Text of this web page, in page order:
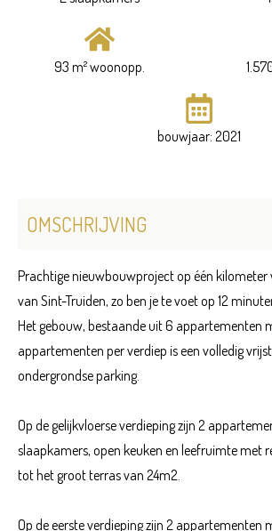
93 m² woonopp.
bouwjaar: 2021
OMSCHRIJVING
Prachtige nieuwbouwproject op één
van Sint-Truiden, zo ben je te voet op 12
Het gebouw, bestaande uit 6 appartementen
appartementen per verdiep is een volledig
ondergrondse parking.
Op de gelijkvloerse verdieping zijn 2
slaapkamers, open keuken en leefruimte met
tot het groot terras van 24m2.
Op de eerste verdieping zijn 2 appartementen